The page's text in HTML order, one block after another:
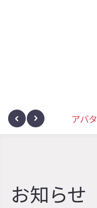
ト アバ
お知らせ